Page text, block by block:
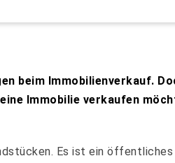
beim Immobilienverkauf.
Immobilie verkaufen
Es ist ein